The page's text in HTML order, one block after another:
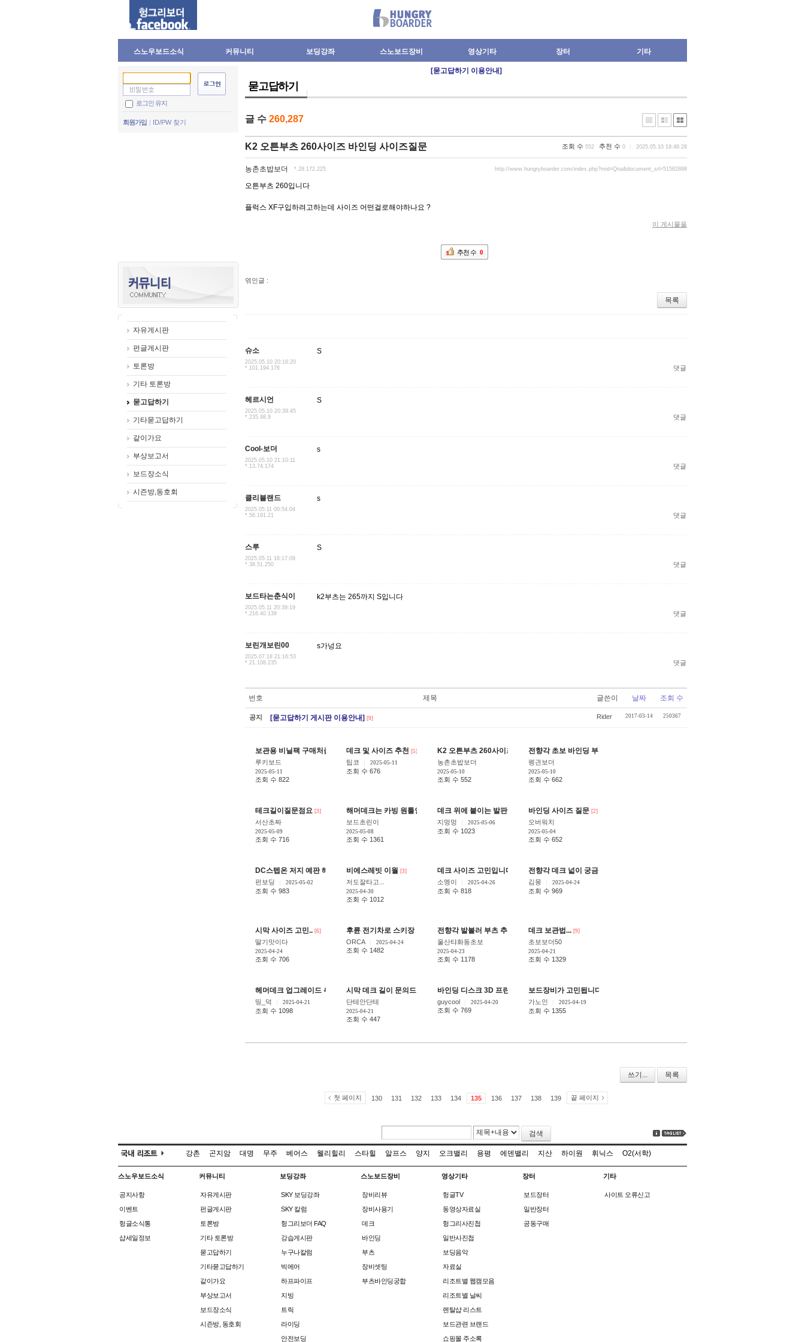
스노우보드소식 커뮤니티 보딩강좌 스노보드장비 영상기타 장터 기타
로그인 유지
회원가입 ID/PW 찾기
자유게시판
펀글게시판
토론방
기타 토론방
묻고답하기
기타묻고답하기
같이가요
부상보고서
보드장소식
시즌방,동호회
[묻고답하기 이용안내]
묻고답하기
글 수 260,287
K2 오튼부츠 260사이즈 바인딩 사이즈질문 조회 수 552 추천 수 0 2025.05.10 19:46:28
농촌초밥보더 *.28.172.225 http://www.hungryboarder.com/index.php?mid=Qna&document_srl=51582898
오튼부츠 260입니다
플럭스 XF구입하려고하는데 사이즈 어떤걸로해야하나요 ?
이 게시물을
추천 수 0
엮인글 :
목록
슈소
2025.05.10 20:16:20
*.101.194.176
S
댓글
헤르시언
2025.05.10 20:39:45
*.235.98.9
S
댓글
Cool-보더
2025.05.10 21:10:11
*.13.74.174
s
댓글
클리블랜드
2025.05.11 00:54:04
*.56.191.21
s
댓글
스루
2025.05.11 16:17:09
*.38.51.250
S
댓글
보드타는춘식이
2025.05.11 20:39:19
*.216.40.139
k2부츠는 265까지 S입니다
댓글
보린개보린00
2025.07.18 21:16:53
*.21.108.235
s가넝요
댓글
번호 제목 글쓴이 날짜 조회 수
공지 [묻고답하기 게시판 이용안내] [9] Rider 2017-03-14 250367
보관용 비닐팩 구매처좀 알려주세요 [6]
루키보드
2025-05-11
조회 수 822
데크 및 사이즈 추천 [5]
팁코 2025-05-11
조회 수 676
K2 오튼부츠 260사이즈 바인딩 사이즈질문 [7]
농촌초밥보더
2025-05-10
조회 수 552
전향각 초보 바인딩 부츠질문드립니다
펭긘보더
2025-05-10
조회 수 662
테크길이질문점요 [3]
서산초짜
2025-05-09
조회 수 716
해머데크는 카빙 원툴인가요? [14]
보드초린이
2025-05-08
조회 수 1361
데크 위에 붙이는 발판? 그걸 뭐라고 하나요? [7]
지멍멍 2025-05-06
조회 수 1023
바인딩 사이즈 질문 [2]
오버워치
2025-05-04
조회 수 652
DC스텝온 저지 예판 해놨는데 버튼신상이 땡기네요.
펀보딩 2025-05-02
조회 수 983
비에스레빗 이월 [3]
저도잘타고...
2025-04-30
조회 수 1012
데크 사이즈 고민입니다...ㅠㅠ [9]
소멩이 2025-04-26
조회 수 818
전향각 데크 넓이 궁금증...
김몽 2025-04-24
조회 수 969
시막 사이즈 고민.. [6]
딸기맛이다
2025-04-24
조회 수 706
후륜 전기차로 스키장 다니기 빡샐까요? [14]
ORCA 2025-04-24
조회 수 1482
전향각 발볼러 부츠 추천
울산탸화동초보
2025-04-23
조회 수 1178
데크 보관법... [9]
초보보더50
2025-04-21
조회 수 1329
헤머데크 업그레이드 추천
띵_덕 2025-04-21
조회 수 1098
시막 데크 길이 문의드립니다 [2]
단테안단테
2025-04-21
조회 수 447
바인딩 디스크 3D 프린팅? [10]
guycool 2025-04-20
조회 수 769
보드장비가 고민됩니다ㅠ
가노인 2025-04-19
조회 수 1355
쓰기... 목록
첫 페이지 130 131 132 133 134 135 136 137 138 139 끝 페이지
검색
강촌 곤지암 대명 무주 베어스 웰리힐리 스타힐 알프스 양지 오크밸리 용평 에덴밸리 지산 하이원 휘닉스 O2(서학)
스노우보드소식
공지사항
이벤트
헝글소식통
샵세일정보
커뮤니티
자유게시판
펀글게시판
토론방
기타 토론방
묻고답하기
기타묻고답하기
같이가요
부상보고서
보드장소식
시즌방, 동호회
보딩강좌
SKY 보딩강좌
SKY 칼럼
헝그리보더 FAQ
강습게시판
누구나칼럼
빅에어
하프파이프
지빙
트릭
라이딩
안전보딩
스노보드장비
장비리뷰
장비사용기
데크
바인딩
부츠
장비셋팅
부츠바인딩궁합
영상기타
헝글TV
동영상자료실
헝그리사진첩
일반사진첩
보딩음악
자료실
리조트별 웹캠모음
리조트별 날씨
렌탈샵 리스트
보드관련 브랜드
쇼핑몰 주소록
장터
보드장터
일반장터
공동구매
기타
사이트 오류신고